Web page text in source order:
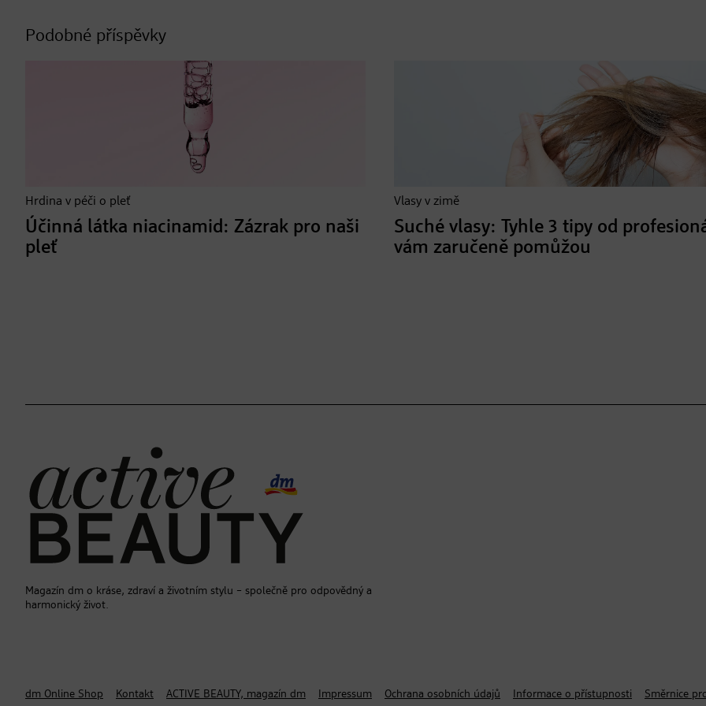
Podobné příspěvky
Hrdina v péči o pleť
Účinná látka niacinamid: Zázrak pro naši
pleť
Vlasy v zimě
Suché vlasy: Tyhle 3 tipy od
vám zaručeně pomůžou
Magazín dm o kráse, zdraví a životním stylu – společně pro odpovědný a
harmonický život.
dm Online Shop Kontakt ACTIVE BEAUTY, magazín dm Impressum Ochrana osobních údajů Informace o přístupnosti Směrnice